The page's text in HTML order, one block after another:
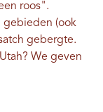
roos".
gebieden (ook
gebergte.
We geven